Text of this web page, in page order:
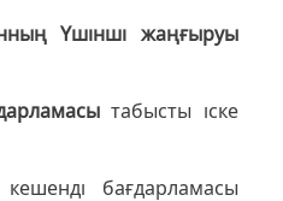
Үшінші жаңғыруы
табысты іске
кешенді бағдарламасы